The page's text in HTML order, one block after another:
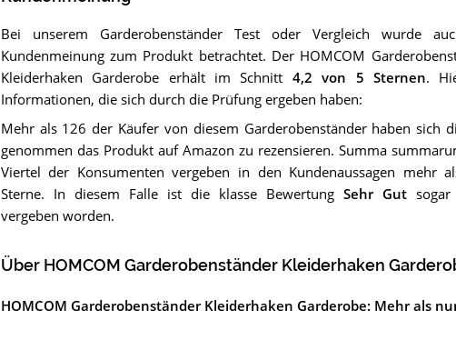
Bei unserem GarderobenständerTest oder Vergleich wurde
Kundenmeinung zum Produkt betrachtet. Der HOMCOM
Kleiderhaken Garderobe erhält im Schnitt 4,2 von 5 Sternen.
Informationen, die sich durch die Prüfung ergeben haben:
Mehr als 126 der Käufer von diesem Garderobenständer haben sich
genommen das Produkt auf Amazon zu rezensieren. Summa
Viertel der Konsumenten vergeben in den Kundenaussagen mehr
Sterne. In diesem Falle ist die klasse Bewertung Sehr Gutsogar
vergeben worden.
Über HOMCOM Garderobenständer Kleiderhaken
HOMCOM Garderobenständer Kleiderhaken Garderobe: Mehr als